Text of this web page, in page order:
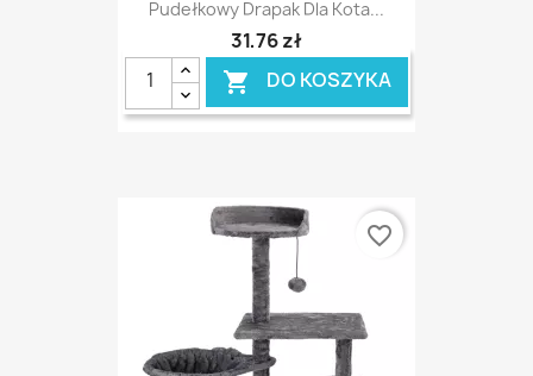
Pudełkowy Drapak Dla Kota...
31,76 zł
 DO KOSZYKA
favorite_border